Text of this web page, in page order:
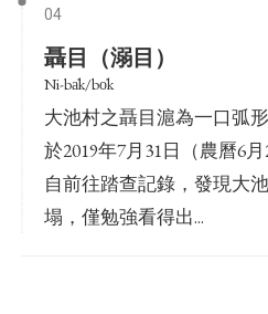
04
聶目（溺目）
Ni-ba̍k/bo̍k
大池村之聶目滬為一口弧
於2019年7月31日（農曆6
自前往踏查記錄，發現大
塌，僅勉強看得出...